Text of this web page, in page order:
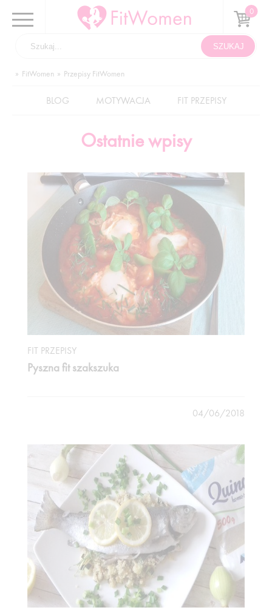
FitWomen Przepisy FitWomen
BLOG MOTYWACJA FIT PRZEPISY
Ostatnie wpisy
FIT PRZEPISY
Pyszna fit szakszuka
04/06/2018